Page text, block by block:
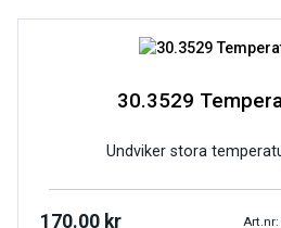
30.3529
Undviker stora
170.00 kr Art.nr: